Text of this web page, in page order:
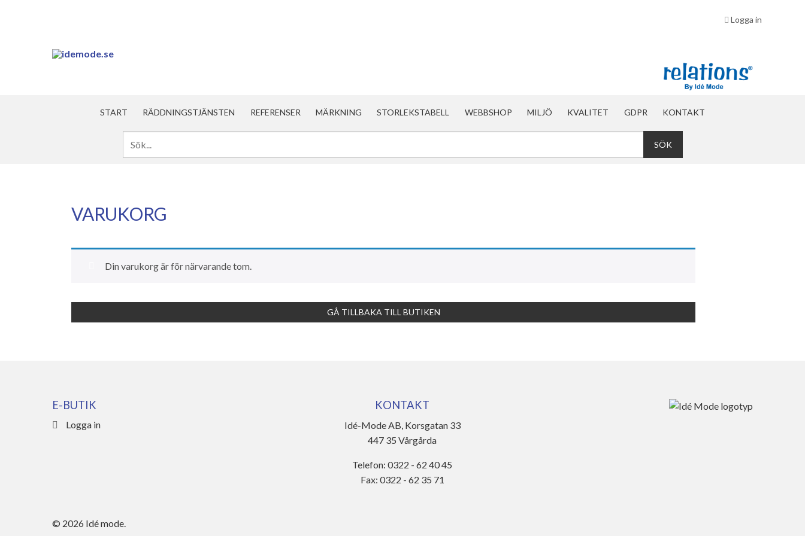
Logga in
START RÄDDNINGSTJÄNSTEN REFERENSER MÄRKNING STORLEKSTABELL WEBBSHOP MILJÖ KVALITET GDPR KONTAKT
VARUKORG
Din varukorg är för närvarande tom.
GÅ TILLBAKA TILL BUTIKEN
E-BUTIK
Logga in
KONTAKT
Idé-Mode AB, Korsgatan 33
447 35 Vårgårda
Telefon: 0322 - 62 40 45
Fax: 0322 - 62 35 71
© 2026 Idé mode.